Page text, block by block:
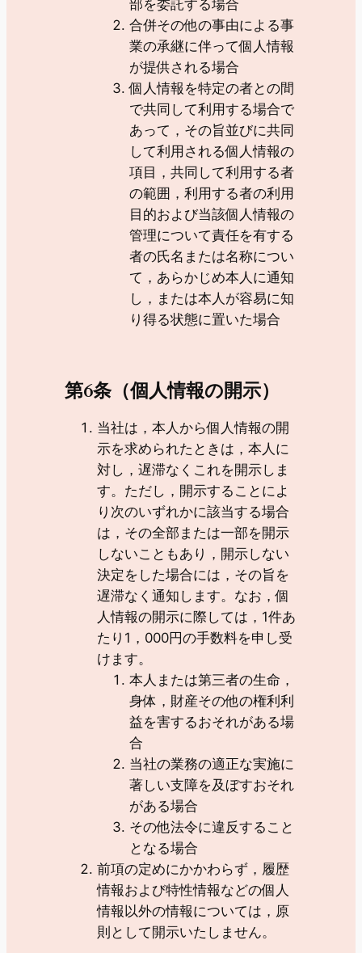
部を委託する場合
合併その他の事由による事
業の承継に伴って個人情報
が提供される場合
個人情報を特定の者との間
で共同して利用する場合で
あって，その旨並びに共同
して利用される個人情報の
項目，共同して利用する者
の範囲，利用する者の利用
目的および当該個人情報の
管理について責任を有する
者の氏名または名称につい
て，あらかじめ本人に通知
し，または本人が容易に知
り得る状態に置いた場合
第6条（個人情報の開示）
当社は，本人から個人情報の開
示を求められたときは，本人に
対し，遅滞なくこれを開示しま
す。ただし，開示することによ
り次のいずれかに該当する場合
は，その全部または一部を開示
しないこともあり，開示しない
決定をした場合には，その旨を
遅滞なく通知します。なお，個
人情報の開示に際しては，1件あ
たり1，000円の手数料を申し受
けます。
本人または第三者の生命，
身体，財産その他の権利利
益を害するおそれがある場
合
当社の業務の適正な実施に
著しい支障を及ぼすおそれ
がある場合
その他法令に違反すること
となる場合
前項の定めにかかわらず，履歴
情報および特性情報などの個人
情報以外の情報については，原
則として開示いたしません。